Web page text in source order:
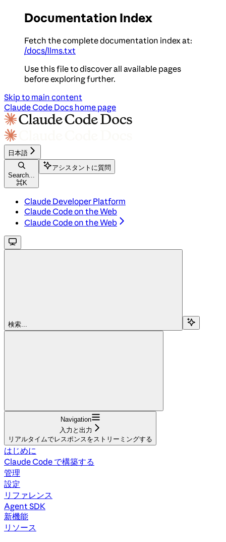
Documentation Index
Fetch the complete documentation index at:
/docs/llms.txt
Use this file to discover all available pages
before exploring further.
Skip to main content
Claude Code Docs home page
日本語
Search...
⌘K
アシスタントに質問
Claude Developer Platform
Claude Code on the Web
Claude Code on the Web
検索...
Navigation
入力と出力
リアルタイムでレスポンスをストリーミングする
はじめに
Claude Code で構築する
管理
設定
リファレンス
Agent SDK
新機能
リソース